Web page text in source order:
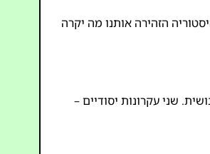
הזהירה אותנו מה יקרה
שני עקרונות יסודיים –